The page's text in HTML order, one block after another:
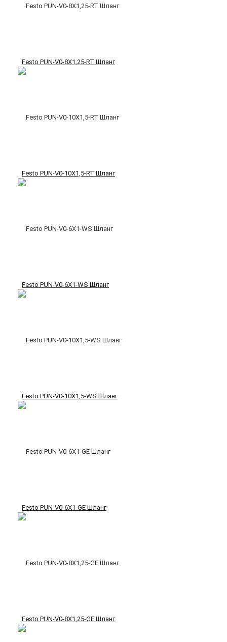
Festo PUN-V0-8X1,25-RT Шланг
Festo PUN-V0-10X1,5-RT Шланг
Festo PUN-V0-6X1-WS Шланг
Festo PUN-V0-10X1,5-WS Шланг
Festo PUN-V0-6X1-GE Шланг
Festo PUN-V0-8X1,25-GE Шланг